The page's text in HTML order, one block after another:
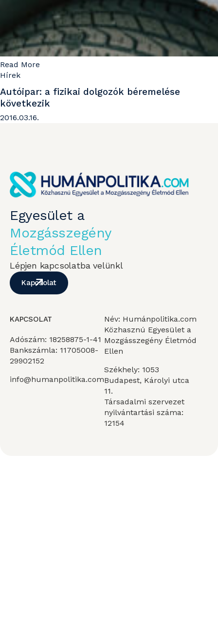
Read More
Hírek
Autóipar: a fizikai dolgozók béremelése
következik
2016.03.16.
Egyesület a
Mozgásszegény
Életmód Ellen
Lépjen kapcsolatba velünkl
Kapcsolat
KAPCSOLAT
Adószám: 18258875-1-41
Bankszámla: 11705008-
29902152
info@humanpolitika.com
Név: Humánpolitika.com
Közhasznú Egyesület a
Mozgásszegény Életmód
Ellen
Székhely: 1053
Budapest, Károlyi utca
11.
Társadalmi szervezet
nyilvántartási száma:
12154